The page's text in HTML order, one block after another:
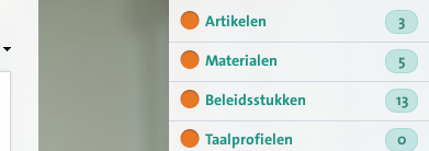
Artikelen
3
Materialen
5
Beleidsstukken
13
Taalprofielen
0